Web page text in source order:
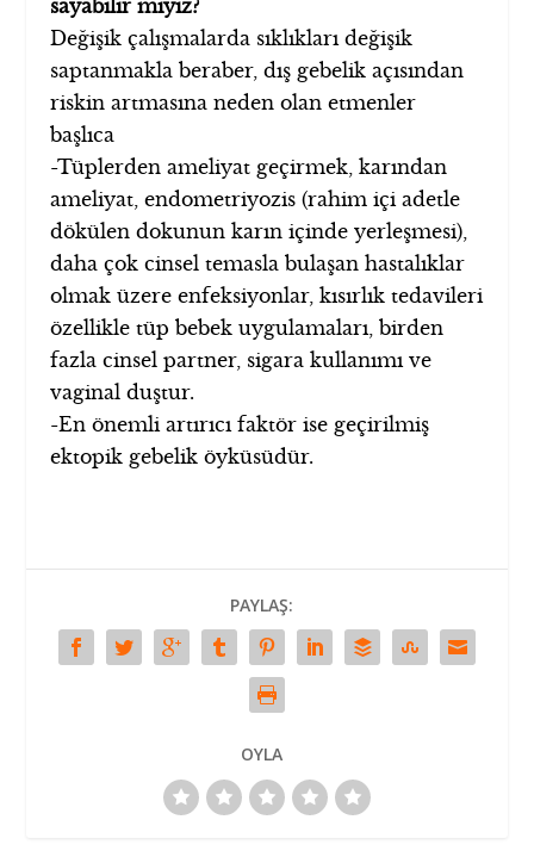
sayabilir miyiz?
Değişik çalışmalarda sıklıkları değişik
saptanmakla beraber, dış gebelik açısından
riskin artmasına neden olan etmenler
başlıca
-Tüplerden ameliyat geçirmek, karından
ameliyat, endometriyozis (rahim içi adetle
dökülen dokunun karın içinde yerleşmesi),
daha çok cinsel temasla bulaşan hastalıklar
olmak üzere enfeksiyonlar, kısırlık tedavileri
özellikle tüp bebek uygulamaları, birden
fazla cinsel partner, sigara kullanımı ve
vaginal duştur.
-En önemli artırıcı faktör ise geçirilmiş
ektopik gebelik öyküsüdür.
PAYLAŞ:
OYLA